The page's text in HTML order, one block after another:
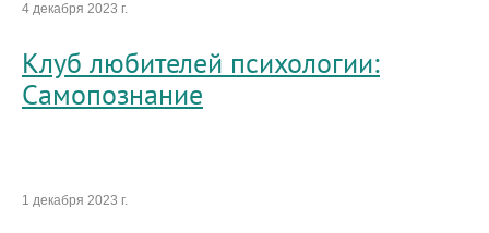
4 декабря 2023 г.
Клуб любителей психологии:
Самопознание
1 декабря 2023 г.